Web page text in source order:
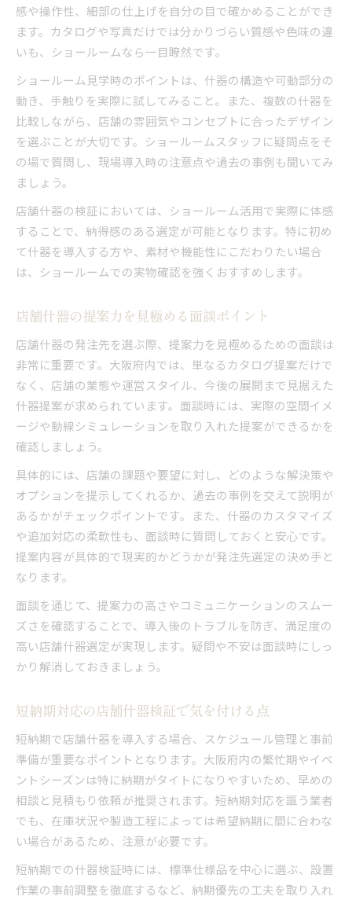
感や操作性、細部の仕上げを自分の目で確かめることができ
ます。カタログや写真だけでは分かりづらい質感や色味の違
いも、ショールームなら一目瞭然です。
ショールーム見学時のポイントは、什器の構造や可動部分の
動き、手触りを実際に試してみること。また、複数の什器を
比較しながら、店舗の雰囲気やコンセプトに合ったデザイン
を選ぶことが大切です。ショールームスタッフに疑問点をそ
の場で質問し、現場導入時の注意点や過去の事例も聞いてみ
ましょう。
店舗什器の検証においては、ショールーム活用で実際に体感
することで、納得感のある選定が可能となります。特に初め
て什器を導入する方や、素材や機能性にこだわりたい場合
は、ショールームでの実物確認を強くおすすめします。
店舗什器の提案力を見極める面談ポイント
店舗什器の発注先を選ぶ際、提案力を見極めるための面談は
非常に重要です。大阪府内では、単なるカタログ提案だけで
なく、店舗の業態や運営スタイル、今後の展開まで見据えた
什器提案が求められています。面談時には、実際の空間イメ
ージや動線シミュレーションを取り入れた提案ができるかを
確認しましょう。
具体的には、店舗の課題や要望に対し、どのような解決策や
オプションを提示してくれるか、過去の事例を交えて説明が
あるかがチェックポイントです。また、什器のカスタマイズ
や追加対応の柔軟性も、面談時に質問しておくと安心です。
提案内容が具体的で現実的かどうかが発注先選定の決め手と
なります。
面談を通じて、提案力の高さやコミュニケーションのスムー
ズさを確認することで、導入後のトラブルを防ぎ、満足度の
高い店舗什器選定が実現します。疑問や不安は面談時にしっ
かり解消しておきましょう。
短納期対応の店舗什器検証で気を付ける点
短納期で店舗什器を導入する場合、スケジュール管理と事前
準備が重要なポイントとなります。大阪府内の繁忙期やイベ
ントシーズンは特に納期がタイトになりやすいため、早めの
相談と見積もり依頼が推奨されます。短納期対応を謳う業者
でも、在庫状況や製造工程によっては希望納期に間に合わな
い場合があるため、注意が必要です。
短納期での什器検証時には、標準仕様品を中心に選ぶ、設置
作業の事前調整を徹底するなど、納期優先の工夫を取り入れ